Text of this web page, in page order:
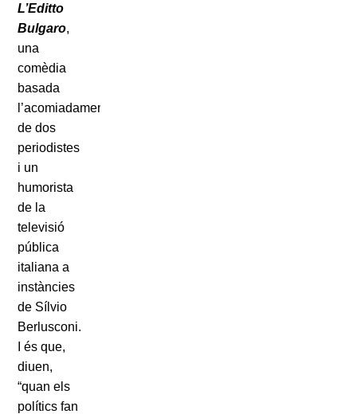
L’Editto
Bulgaro,
una
comèdia
basada
l’acomiadament
de dos
periodistes
i un
humorista
de la
televisió
pública
italiana a
instàncies
de Sílvio
Berlusconi.
I és que,
diuen,
“quan els
polítics fan